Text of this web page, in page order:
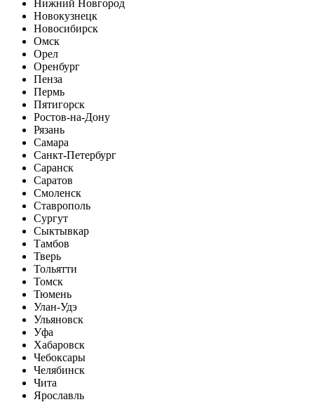
Нижний Новгород
Новокузнецк
Новосибирск
Омск
Орел
Оренбург
Пенза
Пермь
Пятигорск
Ростов-на-Дону
Рязань
Самара
Санкт-Петербург
Саранск
Саратов
Смоленск
Ставрополь
Сургут
Сыктывкар
Тамбов
Тверь
Тольятти
Томск
Тюмень
Улан-Удэ
Ульяновск
Уфа
Хабаровск
Чебоксары
Челябинск
Чита
Ярославль